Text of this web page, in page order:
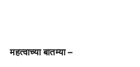
महत्वाच्या बातम्या –